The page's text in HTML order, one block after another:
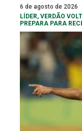
6 de agosto de 2026
LÍDER, VERDÃO
PREPARA PARA